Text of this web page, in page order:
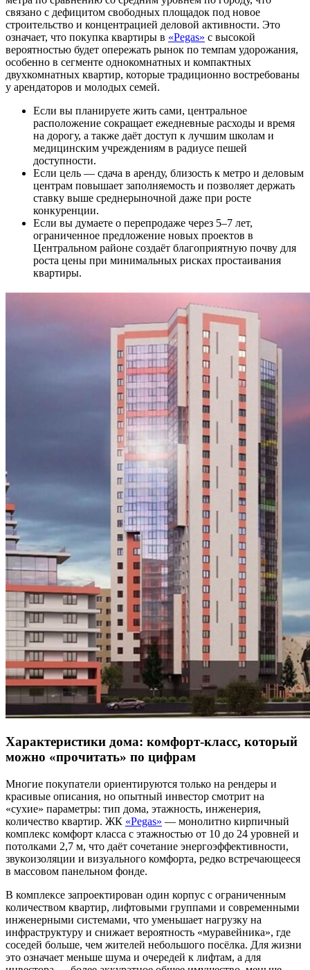
связано с дефицитом свободных площадок под новое
строительство и концентрацией деловой активности. Это
означает, что покупка квартиры в «Pegas» с высокой
вероятностью будет опережать рынок по темпам удорожания,
особенно в сегменте однокомнатных и компактных
двухкомнатных квартир, которые традиционно востребованы
у арендаторов и молодых семей.
Если вы планируете жить сами, центральное
расположение сокращает ежедневные расходы и время
на дорогу, а также даёт доступ к лучшим школам и
медицинским учреждениям в радиусе пешей
доступности.
Если цель — сдача в аренду, близость к метро и деловым
центрам повышает заполняемость и позволяет держать
ставку выше среднерыночной даже при росте
конкуренции.
Если вы думаете о перепродаже через 5–7 лет,
ограниченное предложение новых проектов в
Центральном районе создаёт благоприятную почву для
роста цены при минимальных рисках простаивания
квартиры.
Характеристики дома: комфорт-класс, который
можно «прочитать» по цифрам
Многие покупатели ориентируются только на рендеры и
красивые описания, но опытный инвестор смотрит на
«сухие» параметры: тип дома, этажность, инженерия,
количество квартир. ЖК «Pegas» — монолитно кирпичный
комплекс комфорт класса с этажностью от 10 до 24 уровней и
потолками 2,7 м, что даёт сочетание энергоэффективности,
звукоизоляции и визуального комфорта, редко встречающееся
в массовом панельном фонде.
В комплексе запроектирован один корпус с ограниченным
количеством квартир, лифтовыми группами и современными
инженерными системами, что уменьшает нагрузку на
инфраструктуру и снижает вероятность «муравейника», где
соседей больше, чем жителей небольшого посёлка. Для жизни
это означает меньше шума и очередей к лифтам, а для